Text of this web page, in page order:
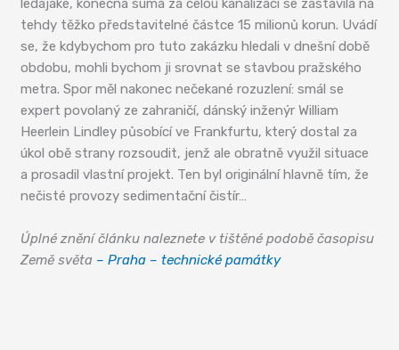
tehdy těžko představitelné částce 15 milionů korun. Uvádí
se, že kdybychom pro tuto zakázku hledali v dnešní době
obdobu, mohli bychom ji srovnat se stavbou pražského
metra. Spor měl nakonec nečekané rozuzlení: smál se
expert povolaný ze zahraničí, dánský inženýr William
Heerlein Lindley působící ve Frankfurtu, který dostal za
úkol obě strany rozsoudit, jenž ale obratně využil situace
a prosadil vlastní projekt. Ten byl originální hlavně tím, že
nečisté provozy sedimentační čistír…
Úplné znění článku naleznete v tištěné podobě časopisu
Země světa – Praha – technické památky